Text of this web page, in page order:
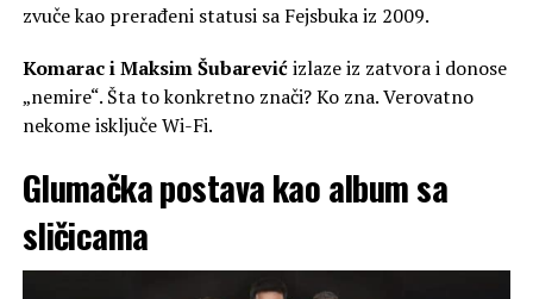
zvuče kao prerađeni statusi sa Fejsbuka iz 2009.
Komarac i Maksim Šubarevićizlaze iz zatvora i donose
„nemire“. Šta to konkretno znači? Ko zna. Verovatno
nekome isključe Wi-Fi.
Glumačka postava kao album sa
sličicama